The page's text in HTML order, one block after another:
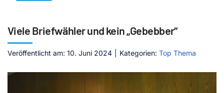
Mediathek
Viele Briefwähler und kein „Gebebber“
Veröffentlicht am: 10. Juni 2024 Kategorien: Top Thema